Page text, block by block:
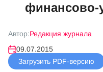
финансово-
Автор:Редакция журнала
09.07.2015
Загрузить PDF-версию